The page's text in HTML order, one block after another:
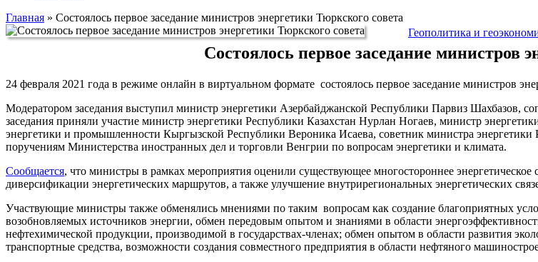
Главная » Состоялось первое заседание министров энергетики Тюркского совета
Геополитика и
Состоялось первое заседание министров
24 февраля 2021 года в режиме онлайн в виртуальном формате состоялось первое заседание министров
Модератором заседания выступил министр энергетики Азербайджанской Республики Парвиз Шахбазов,
заседания приняли участие министр энергетики Республики Казахстан Нурлан Ногаев, министр
энергетики и промышленности Кыргызской Республики Вероника Исаева, советник министра
поручениям Министерства иностранных дел и торговли Венгрии по вопросам энергетики и климата.
Сообщается, что министры в рамках мероприятия оценили существующее многостороннее энергетическое
диверсификации энергетических маршрутов, а также улучшение внутрирегиональных энергетических
Участвующие министры также обменялись мнениями по таким вопросам как создание благоприятных
возобновляемых источников энергии, обмен передовым опытом и знаниями в области
нефтехимической продукции, производимой в государствах-членах; обмен опытом в области развития
транспортные средства, возможности создания совместного предприятия в области нефтяного